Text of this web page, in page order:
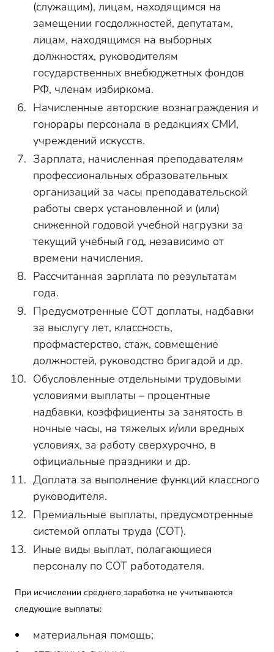
(служащим), лицам, находящимся на
замещении госдолжностей, депутатам,
лицам, находящимся на выборных
должностях, руководителям
государственных внебюджетных фондов
РФ, членам избиркома.
Начисленные авторские вознаграждения и
гонорары персонала в редакциях СМИ,
учреждений искусств.
Зарплата, начисленная преподавателям
профессиональных образовательных
организаций за часы преподавательской
работы сверх установленной и (или)
сниженной годовой учебной нагрузки за
текущий учебный год, независимо от
времени начисления.
Рассчитанная зарплата по результатам
года.
Предусмотренные СОТ доплаты, надбавки
за выслугу лет, классность,
профмастерство, стаж, совмещение
должностей, руководство бригадой и др.
Обусловленные отдельными трудовыми
условиями выплаты – процентные
надбавки, коэффициенты за занятость в
ночные часы, на тяжелых и/или вредных
условиях, за работу сверхурочно, в
официальные праздники и др.
Доплата за выполнение функций классного
руководителя.
Премиальные выплаты, предусмотренные
системой оплаты труда (СОТ).
Иные виды выплат, полагающиеся
персоналу по СОТ работодателя.
При исчислении среднего заработка не учитываются
следующие выплаты:
материальная помощь;